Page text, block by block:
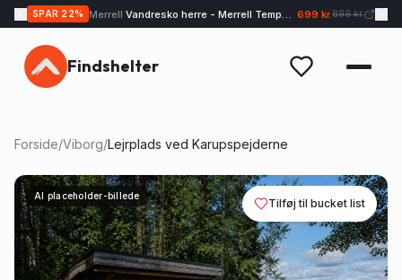
SPAR 22% Merrell Vandresko herre - Merrell Tempo EXP - Sand 699 kr.899 kr.
Findshelter
Forside/Viborg/Lejrplads ved Karupspejderne
AI placeholder-billede
Tilføj til bucket list